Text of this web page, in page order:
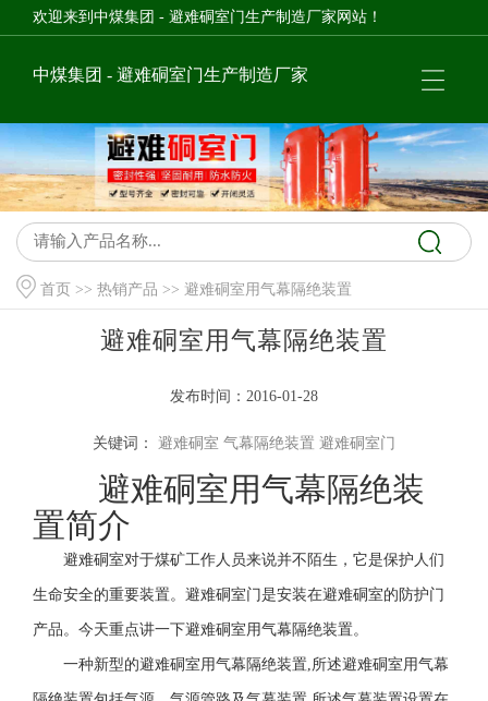
欢迎来到中煤集团 - 避难硐室门生产制造厂家网站！
中煤集团 - 避难硐室门生产制造厂家
首页 >>热销产品 >> 避难硐室用气幕隔绝装置
避难硐室用气幕隔绝装置
发布时间：2016-01-28
关键词： 避难硐室 气幕隔绝装置 避难硐室门
避难硐室用气幕隔绝装
置简介
避难硐室对于煤矿工作人员来说并不陌生，它是保护人们
生命安全的重要装置。避难硐室门是安装在避难硐室的防护门
产品。今天重点讲一下避难硐室用气幕隔绝装置。
一种新型的避难硐室用气幕隔绝装置,所述避难硐室用气幕